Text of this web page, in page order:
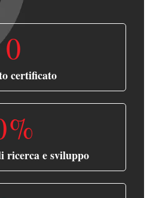
certificato
0
ricerca e sviluppo
%